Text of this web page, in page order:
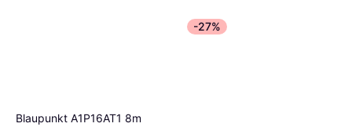
Blaupunkt A1P16AT1 8m
-27%